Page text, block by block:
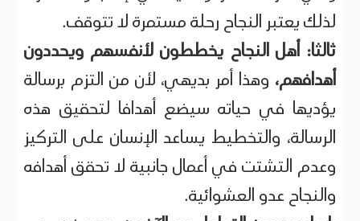
لذلك يعتبر النجاح رحلة مستمرة لا تتوقف.
ثالثا: أهل النجاح يخططون لأنفسهم ويحددون
أهدافهم، وهذا أمر بديهي، لأن من التزم برسالة
يؤديها في حياته سيضع أهدافا لتحقيق هذه
الرسالة، والتخطيط يساعد الإنسان على التركيز
وعدم التشتت في أعمال جانبية لا تحقق أهدافه
والنجاح عدو العشوائية.